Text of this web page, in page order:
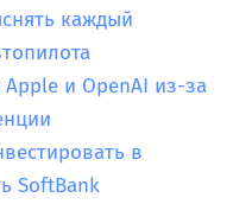
каждый
и OpenAI из-за
в
SoftBank